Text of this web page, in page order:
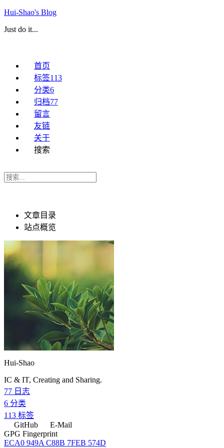
Hui-Shao's Blog
Just do it...
首页
标签113
分类6
归档77
留言
友链
关于
搜索
文章目录
站点概览
Hui-Shao
IC & IT, Creating and Sharing.
77 日志
6 分类
113 标签
GitHub
E-Mail
GPG Fingerprint
ECA0 949A C88B 7FEB 574D